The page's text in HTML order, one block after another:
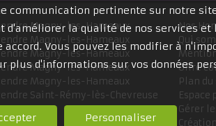
Magny-les-Hameaux
Magny-les-Hameaux
Magny-les-Hameaux
Magny-les-Hameaux
Magny-les-Hameaux
Saint-Rémy-lès-Chevreuse
Nos
Qui
Offre
Plan du
Gérer
pertinente sur notre
la qualité de nos services
Vous pouvez les modifier à
plus d'informations sur vos données
Personnaliser